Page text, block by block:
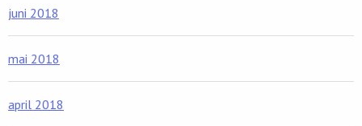
juni 2018
mai 2018
april 2018